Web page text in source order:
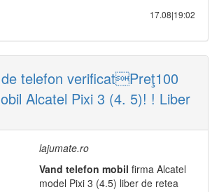
17.08|19:02
telefon verificatPreţ100
Alcatel Pixi 3 (4. 5)! ! Liber
lajumate.ro
Vand telefon mobil firma Alcatel
model Pixi 3 (4.5) liber de retea